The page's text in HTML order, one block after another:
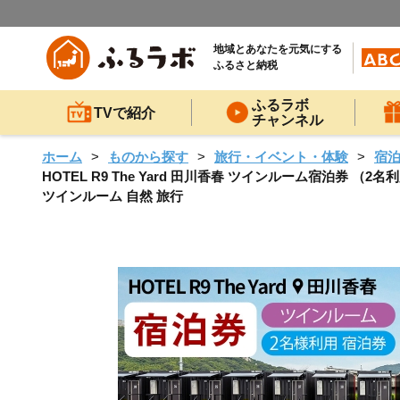
地域とあなたを元気にする
ふるさと納税
TVで紹介
ふるラボ
チャンネル
ホーム ものから探す 旅行・イベント・体験
宿
HOTEL R9 The Yard 田川香春 ツインルーム宿泊券 （2名
ツインルーム 自然 旅行